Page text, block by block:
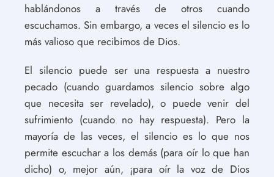
hablándonos a través de otros cuando
escuchamos. Sin embargo, a veces el silencio es lo
más valioso que recibimos de Dios.
El silencio puede ser una respuesta a nuestro
pecado (cuando guardamos silencio sobre algo
que necesita ser revelado), o puede venir del
sufrimiento (cuando no hay respuesta). Pero la
mayoría de las veces, el silencio es lo que nos
permite escuchar a los demás (para oír lo que han
dicho) o, mejor aún, ¡para oír la voz de Dios